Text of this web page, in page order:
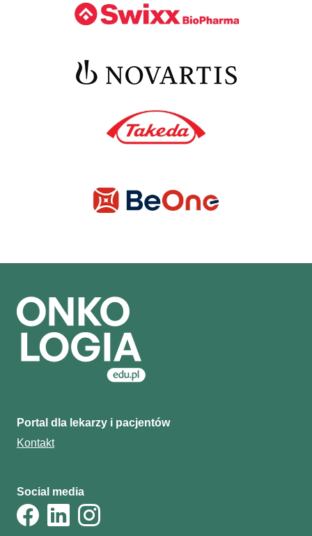
Portal dla lekarzy i pacjentów
Kontakt
Social media